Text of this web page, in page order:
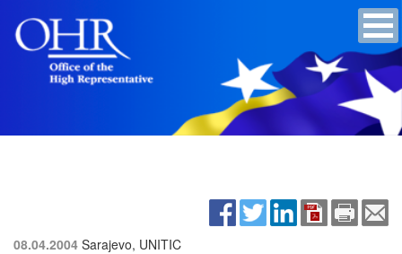
08.04.2004 Sarajevo, UNITIC